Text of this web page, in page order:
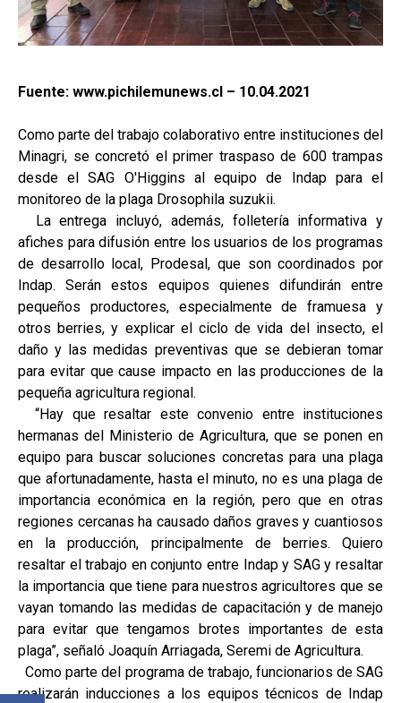
Fuente: www.pichilemunews.cl – 10.04.2021
Como parte del trabajo colaborativo entre instituciones del
Minagri, se concretó el primer traspaso de 600 trampas
desde el SAG O'Higgins al equipo de Indap para el
monitoreo de la plaga Drosophila suzukii.
La entrega incluyó, además, folletería informativa y
afiches para difusión entre los usuarios de los programas
de desarrollo local, Prodesal, que son coordinados por
Indap. Serán estos equipos quienes difundirán entre
pequeños productores, especialmente de framuesa y
otros berries, y explicar el ciclo de vida del insecto, el
daño y las medidas preventivas que se debieran tomar
para evitar que cause impacto en las producciones de la
pequeña agricultura regional.
“Hay que resaltar este convenio entre instituciones
hermanas del Ministerio de Agricultura, que se ponen en
equipo para buscar soluciones concretas para una plaga
que afortunadamente, hasta el minuto, no es una plaga de
importancia económica en la región, pero que en otras
regiones cercanas ha causado daños graves y cuantiosos
en la producción, principalmente de berries. Quiero
resaltar el trabajo en conjunto entre Indap y SAG y resaltar
la importancia que tiene para nuestros agricultores que se
vayan tomando las medidas de capacitación y de manejo
para evitar que tengamos brotes importantes de esta
plaga”, señaló Joaquín Arriagada, Seremi de Agricultura.
Como parte del programa de trabajo, funcionarios de SAG
realizarán inducciones a los equipos técnicos de Indap